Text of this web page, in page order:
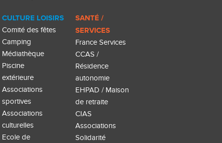
CULTURE LOISIRS
Comité des fêtes
Camping
Médiathèque
Piscine
extérieure
Associations
sportives
Associations
culturelles
Ecole de
SANTÉ /
SERVICES
France Services
CCAS /
Résidence
autonomie
EHPAD / Maison
de retraite
CIAS
Associations
Solidarité